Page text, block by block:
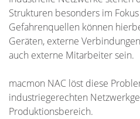
Strukturen besonders im
Gefahrenquellen können
Geräten, externe
auch externe Mitarbeiter sein.
macmon NAC löst diese
industriegerechten
Produktionsbereich.